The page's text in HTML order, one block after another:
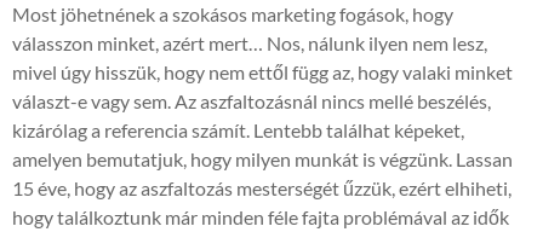
Most jöhetnének a szokásos marketing fogások, hogy
válasszon minket, azért mert… Nos, nálunk ilyen nem lesz,
mivel úgy hisszük, hogy nem ettől függ az, hogy valaki minket
választ-e vagy sem. Az aszfaltozásnál nincs mellé beszélés,
kizárólag a referencia számít. Lentebb találhat képeket,
amelyen bemutatjuk, hogy milyen munkát is végzünk. Lassan
15 éve, hogy az aszfaltozás mesterségét űzzük, ezért elhiheti,
hogy találkoztunk már minden féle fajta problémával az idők